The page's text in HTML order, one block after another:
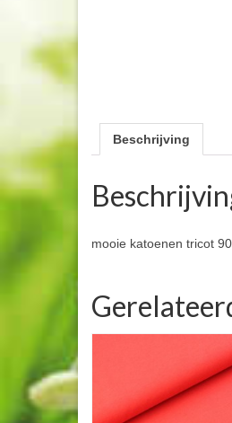
Beschrijving
mooie katoenen tricot